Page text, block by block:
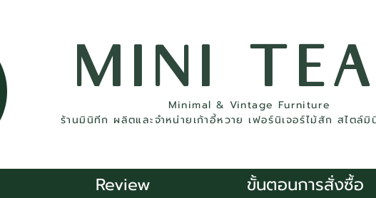
MINI
Minimal & Vintage Furniture
ร้านมินิทีก ผลิตและจำหน่ายเก้าอี้หวาย เฟอร์นิเจอร์ไม้สัก สไตล์
Review ขั้นตอนการสั่งซื้อ